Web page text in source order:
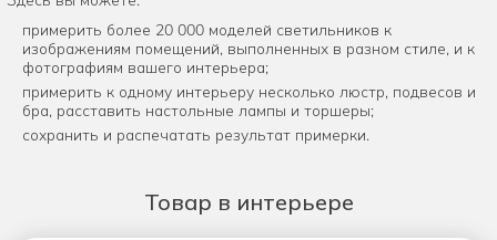
примерить более 20 000 моделей светильников к
изображениям помещений, выполненных в разном стиле, и к
фотографиям вашего интерьера;
примерить к одному интерьеру несколько люстр, подвесов и
бра, расставить настольные лампы и торшеры;
сохранить и распечатать результат примерки.
Товар в интерьере